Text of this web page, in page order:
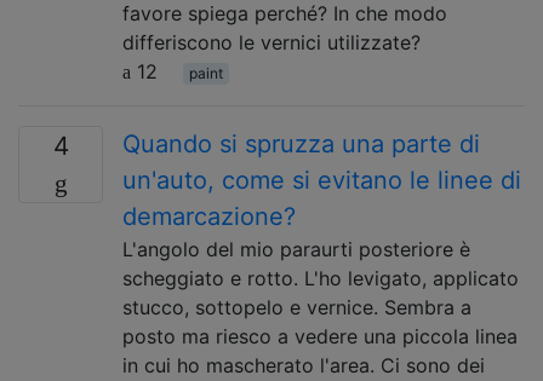
favore spiega perché? In che modo
differiscono le vernici utilizzate?
12
paint
4
Quando si spruzza una parte di
un'auto, come si evitano le linee di
demarcazione?
L'angolo del mio paraurti posteriore è
scheggiato e rotto. L'ho levigato, applicato
stucco, sottopelo e vernice. Sembra a
posto ma riesco a vedere una piccola linea
in cui ho mascherato l'area. Ci sono dei